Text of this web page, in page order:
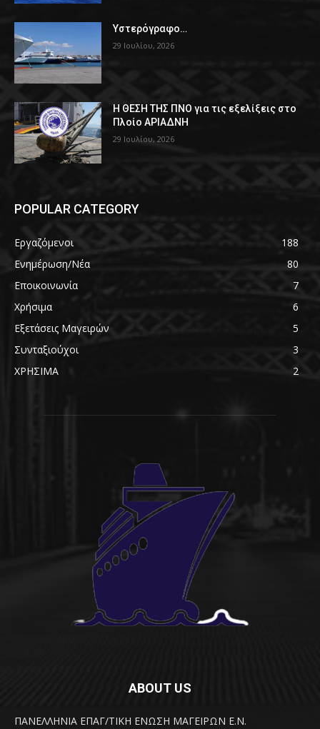
Υστερόγραφο…
29 Ιουλίου, 2026
Η ΘΕΣΗ ΤΗΣ ΠΝΟ για τις εξελίξεις στο
Πλοίο ΑΡΙΑΔΝΗ
29 Ιουλίου, 2026
POPULAR CATEGORY
Εργαζόμενοι
188
Ενημέρωση/Νέα
80
Εποικοινωνία
7
Χρήσιμα
6
Εξετάσεις Μαγειρών
5
Συνταξιούχοι
3
ΧΡΗΣΙΜΑ
2
ABOUT US
ΠΑΝΕΛΛΗΝΙΑ ΕΠΑΓ/ΤΙΚΗ ΕΝΩΣΗ ΜΑΓΕΙΡΩΝ Ε.Ν.